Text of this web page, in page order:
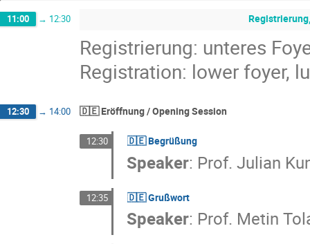
11:00 → 12:30
Registrierung: unteres
Registration: lower foyer,
12:30 → 14:00 🇩🇪 Eröffnung / Opening Session
12:30 🇩🇪 Begrüßung
Speaker: Prof. Julian
12:35 🇩🇪 Grußwort
Speaker: Prof. Metin